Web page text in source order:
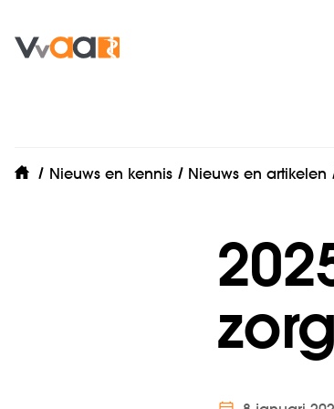
home
Nieuws en kennis Nieuws en artikelen